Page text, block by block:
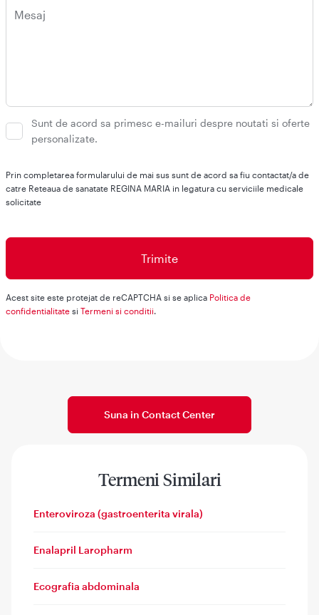
Mesaj
Sunt de acord sa primesc e-mailuri despre noutati si oferte
personalizate.
Prin completarea formularului de mai sus sunt de acord sa fiu contactat/a de
catre Reteaua de sanatate REGINA MARIA in legatura cu serviciile medicale
solicitate
Acest site este protejat de reCAPTCHA si se aplica Politica de
confidentialitate si Termeni si conditii.
Suna in Contact Center
Termeni Similari
Enteroviroza (gastroenterita virala)
Enalapril Laropharm
Ecografia abdominala